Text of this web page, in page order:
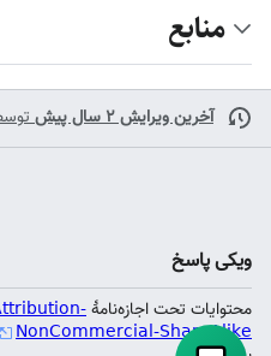
منابع
آخرین ویرایش ۲ سال پیش
ویکی پاسخ
محتوایات تحت اجازه‌نامهٔ
NonCommercial-ShareAlike